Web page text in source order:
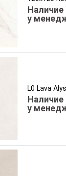
Наличие
у
L0 Lava
Наличие
у